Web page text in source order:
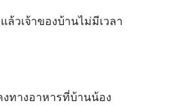
ล้วเจ้าของบ้านไม่มีเวลา
ทางอาหารที่บ้านน้อง